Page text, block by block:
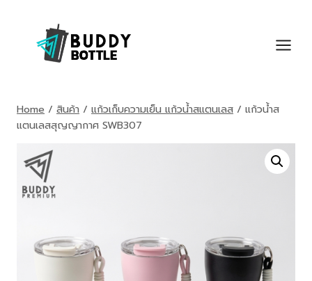
content
Home / สินค้า / แก้วเก็บความเย็น แก้วน้ำสแตนเลส / แก้วน้ำส
แตนเลสสุญญากาศ SWB307